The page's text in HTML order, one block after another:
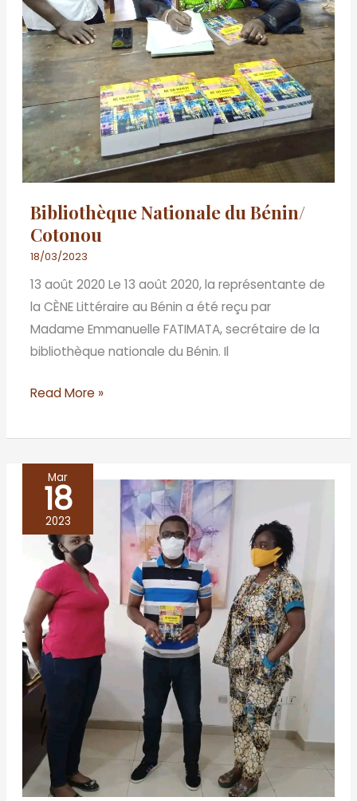
Bibliothèque Nationale du Bénin/
Cotonou
18/03/2023
13 août 2020 Le 13 août 2020, la représentante de
la CÈNE Littéraire au Bénin a été reçu par
Madame Emmanuelle FATIMATA, secrétaire de la
bibliothèque nationale du Bénin. Il
Read More »
Mar
18
2023
Direction
des
Arts
du
Livre/
Cotonou